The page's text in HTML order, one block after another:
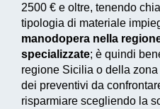
2500 € e oltre, tenendo
tipologia di materiale
manodopera nella
specializzate; è quindi
regione Sicilia o della
dei preventivi da
risparmiare scegliendo la